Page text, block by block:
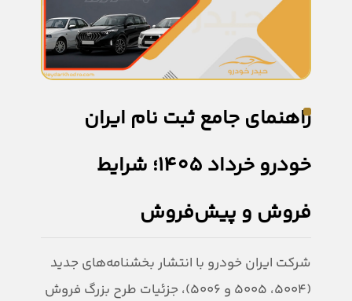
راهنمای جامع ثبت نام ایران
خودرو خرداد 1405؛ شرایط
فروش و پیش‌فروش
شرکت ایران خودرو با انتشار بخشنامه‌های جدید
(۵۰۰۴، ۵۰۰۵ و ۵۰۰۶)، جزئیات طرح بزرگ فروش